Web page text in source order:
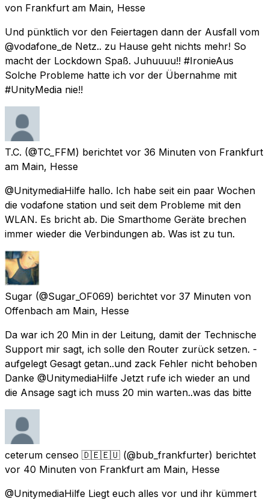
von Frankfurt am Main, Hesse
Und pünktlich vor den Feiertagen dann der Ausfall vom
@vodafone_de Netz.. zu Hause geht nichts mehr! So
macht der Lockdown Spaß. Juhuuuu!! #IronieAus
Solche Probleme hatte ich vor der Übernahme mit
#UnityMedia nie!!
T.C. (@TC_FFM) berichtet vor 36 Minuten von Frankfurt
am Main, Hesse
@UnitymediaHilfe hallo. Ich habe seit ein paar Wochen
die vodafone station und seit dem Probleme mit den
WLAN. Es bricht ab. Die Smarthome Geräte brechen
immer wieder die Verbindungen ab. Was ist zu tun.
Sugar (@Sugar_OF069) berichtet vor 37 Minuten von
Offenbach am Main, Hesse
Da war ich 20 Min in der Leitung, damit der Technische
Support mir sagt, ich solle den Router zurück setzen. -
aufgelegt Gesagt getan..und zack Fehler nicht behoben
Danke @UnitymediaHilfe Jetzt rufe ich wieder an und
die Ansage sagt ich muss 20 min warten..was das bitte
ceterum censeo 🇩🇪🇪🇺 (@bub_frankfurter) berichtet
vor 40 Minuten von Frankfurt am Main, Hesse
@UnitymediaHilfe Liegt euch alles vor und ihr kümmert